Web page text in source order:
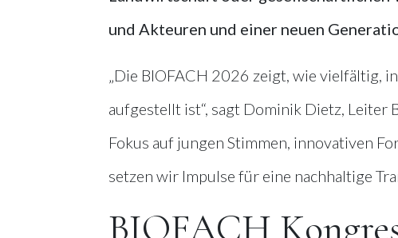
und Akteuren und einer neuen
„Die BIOFACH 2026 zeigt, wie
aufgestellt ist“, sagt Dominik Dietz, Leiter
Fokus auf jungen Stimmen, innovativen
setzen wir Impulse für eine nachhaltige
BIOFACH